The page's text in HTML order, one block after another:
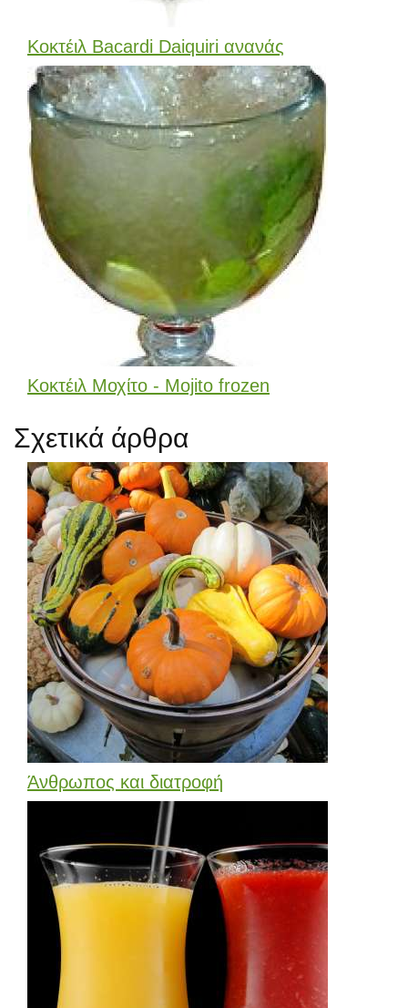
Κοκτέιλ Bacardi Daiquiri ανανάς
Κοκτέιλ Μοχίτο - Mojito frozen
Σχετικά άρθρα
Άνθρωπος και διατροφή